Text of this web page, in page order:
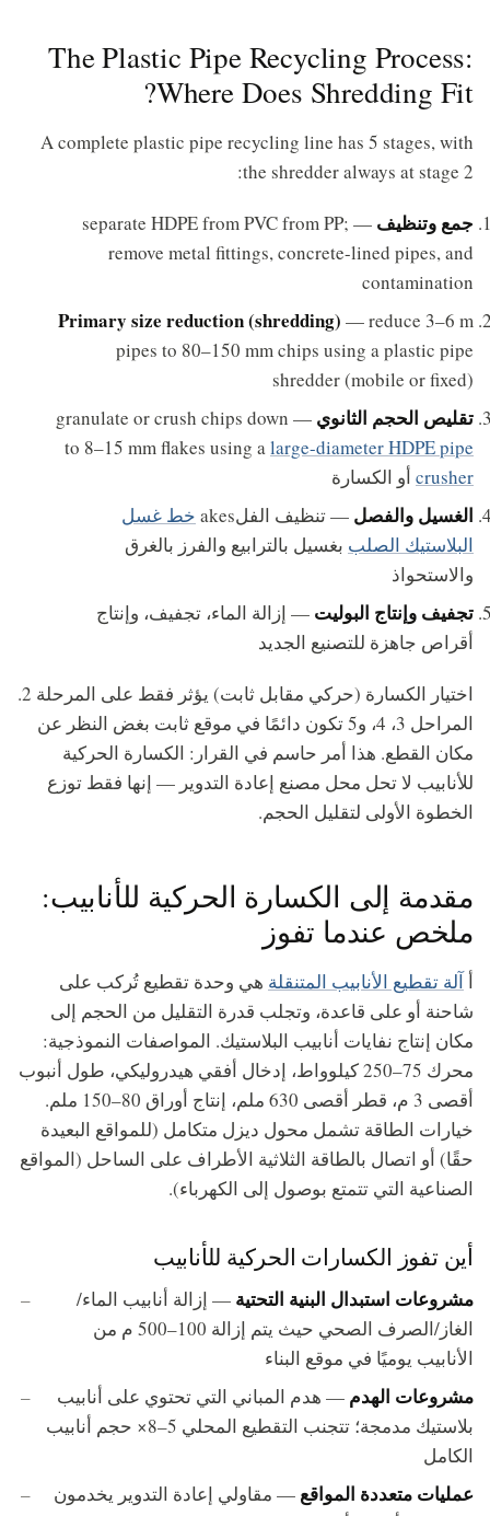
The Plastic Pipe Recycling Process:
Where Does Shredding Fit?
A complete plastic pipe recycling line has 5 stages, with
the shredder always at stage 2:
جمع وتنظيف
— separate HDPE from PVC from PP;
remove metal fittings, concrete-lined pipes, and
contamination
Primary size reduction (shredding) — reduce 3–6 m
pipes to 80–150 mm chips using a plastic pipe
shredder (mobile or fixed)
تقليص الحجم الثانوي
— granulate or crush chips down
to 8–15 mm flakes using alarge-diameter HDPE pipe
crusher أو الكسارة
الغسيل والفصل — تنظيف الفلakes
خط غسل
البلاستيك الصلب بغسيل بالترابيع والفرز بالغرق
والاستحواذ
تجفيف وإنتاج البوليت — إزالة الماء، تجفيف، وإنتاج
أقراص جاهزة للتصنيع الجديد
اختيار الكسارة (حركي مقابل ثابت) يؤثر فقط على المرحلة 2.
المراحل 3، 4، و5 تكون دائمًا في موقع ثابت بغض النظر عن
مكان القطع. هذا أمر حاسم في القرار: الكسارة الحركية
للأنابيب لا تحل محل مصنع إعادة التدوير — إنها فقط توزع
الخطوة الأولى لتقليل الحجم.
مقدمة إلى الكسارة الحركية للأنابيب:
ملخص عندما تفوز
أ آلة تقطيع الأنابيب المتنقلة هي وحدة تقطيع تُركب على
شاحنة أو على قاعدة، وتجلب قدرة التقليل من الحجم إلى
مكان إنتاج نفايات أنابيب البلاستيك. المواصفات النموذجية:
محرك 75–250 كيلوواط، إدخال أفقي هيدروليكي، طول أنبوب
أقصى 3 م، قطر أقصى 630 ملم، إنتاج أوراق 80–150 ملم.
خيارات الطاقة تشمل محول ديزل متكامل (للمواقع البعيدة
حقًا) أو اتصال بالطاقة الثلاثية الأطراف على الساحل (المواقع
الصناعية التي تتمتع بوصول إلى الكهرباء).
أين تفوز الكسارات الحركية للأنابيب
مشروعات استبدال البنية التحتية — إزالة أنابيب الماء/
الغاز/الصرف الصحي حيث يتم إزالة 100–500 م من
الأنابيب يوميًا في موقع البناء
مشروعات الهدم — هدم المباني التي تحتوي على أنابيب
بلاستيك مدمجة؛ تتجنب التقطيع المحلي 5–8× حجم أنابيب
الكامل
عمليات متعددة المواقع — مقاولي إعادة التدوير يخدمون